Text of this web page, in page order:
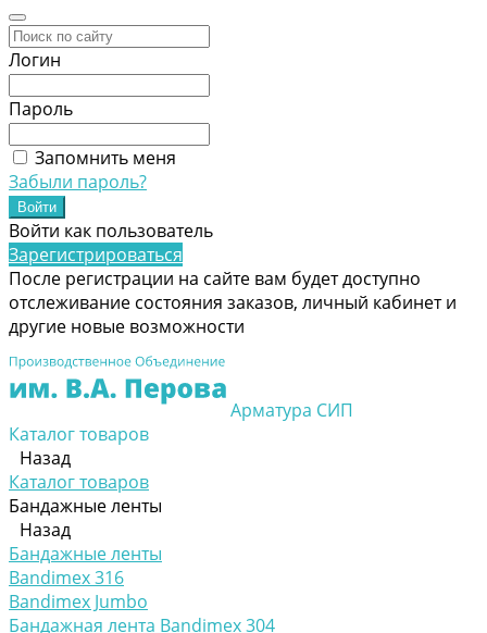
Логин
Пароль
Запомнить меня
Забыли пароль?
Войти как пользователь
Зарегистрироваться
После регистрации на сайте вам будет доступно
отслеживание состояния заказов, личный кабинет и
другие новые возможности
Арматура СИП
Каталог товаров
Назад
Каталог товаров
Бандажные ленты
Назад
Бандажные ленты
Bandimex 316
Bandimex Jumbo
Бандажная лента Bandimex 304